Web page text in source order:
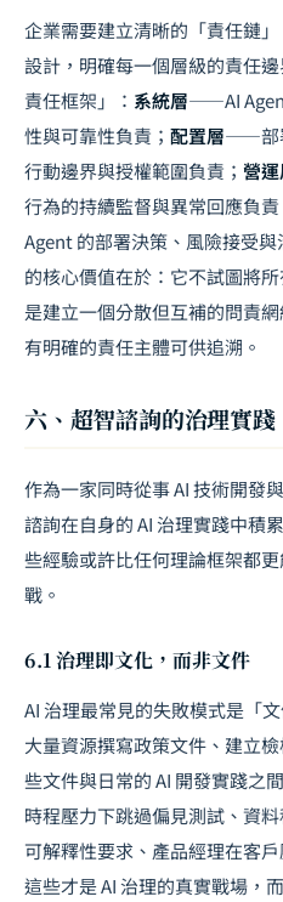
企業需要建立清晰的「責任鏈
設計，明確每一個層級的責任
責任框架」： 系統層——AI
性與可靠性負責； 配置層——部
行動邊界與授權範圍負責； 營運
行為的持續監督與異常回應負責
Agent 的部署決策、風險接受
的核心價值在於：它不試圖將
是建立一個分散但互補的問責
有明確的責任主體可供追溯。
六、超智諮詢的治理實
作為一家同時從事 AI 技術開發
諮詢在自身的 AI 治理實踐中積
些經驗或許比任何理論框架都
戰。
6.1 治理即文化，而非文件
AI 治理最常見的失敗模式是「
大量資源撰寫政策文件、建立
些文件與日常的 AI 開發實踐之
時程壓力下跳過偏見測試、資
可解釋性要求、產品經理在客
這些才是 AI 治理的真實戰場，